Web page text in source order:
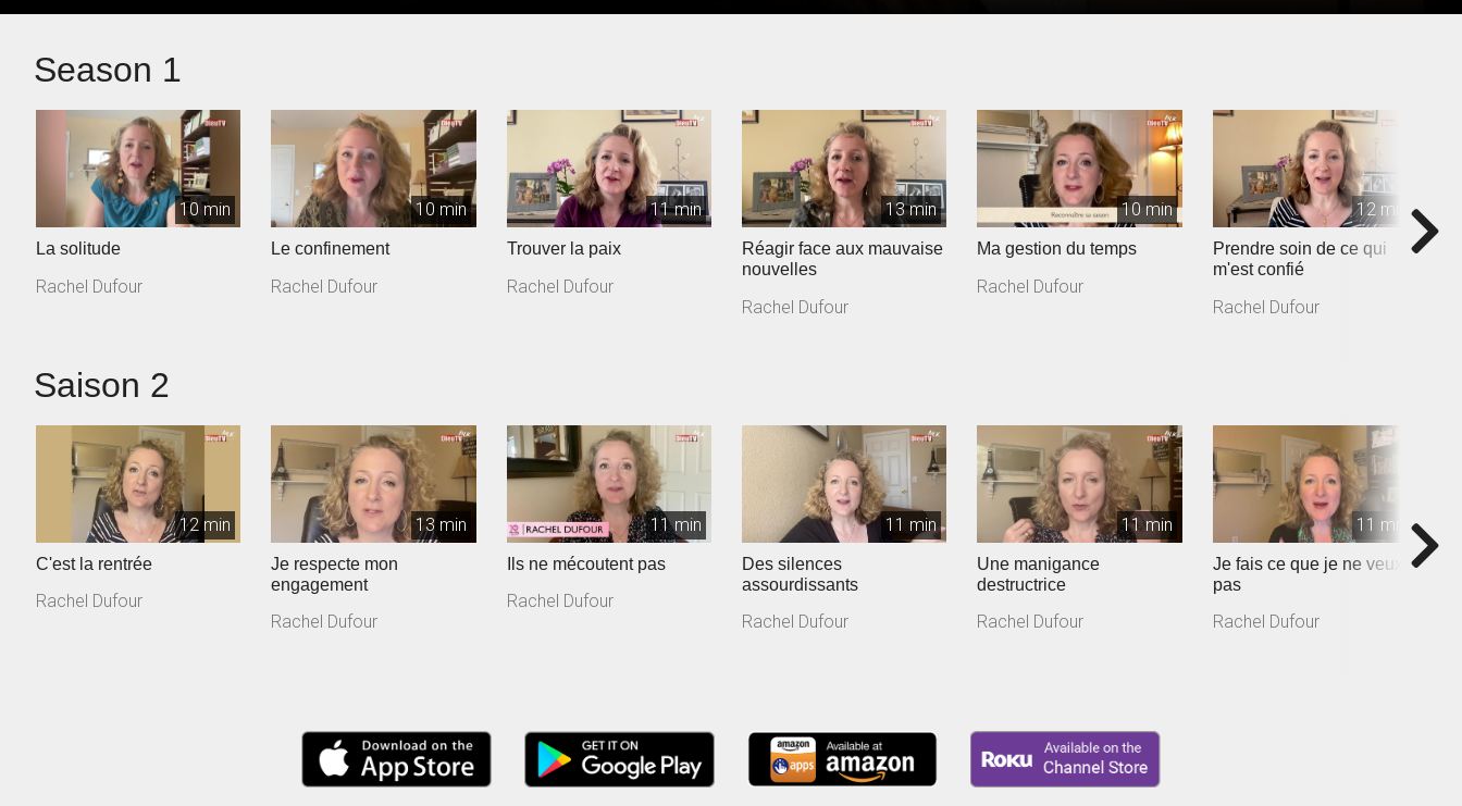
Season 1
10 min
La solitude
Rachel Dufour
10 min
Le confinement
Rachel Dufour
11 min
Trouver la paix
Rachel Dufour
13 min
Réagir face aux mauvaise
nouvelles
Rachel Dufour
10 min
Ma gestion du temps
Rachel Dufour
12 min
Prendre soin de ce qui
m'est confié
Rachel Dufour
Saison 2
12 min
C'est la rentrée
Rachel Dufour
13 min
Je respecte mon
engagement
Rachel Dufour
11 min
Ils ne mécoutent pas
Rachel Dufour
11 min
Des silences
assourdissants
Rachel Dufour
11 min
Une manigance
destructrice
Rachel Dufour
11 min
Je fais ce que je ne veux
pas
Rachel Dufour